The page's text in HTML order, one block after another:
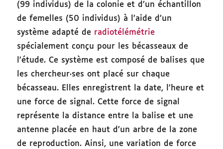
(99 individus) de la colonie et d’un échantillon
de femelles (50 individus) à l’aide d’un
système adapté de radiotélémétrie
spécialement conçu pour les bécasseaux de
l’étude. Ce système est composé de balises que
les chercheur·ses ont placé sur chaque
bécasseau. Elles enregistrent la date, l’heure et
une force de signal. Cette force de signal
représente la distance entre la balise et une
antenne placée en haut d’un arbre de la zone
de reproduction. Ainsi, une variation de force